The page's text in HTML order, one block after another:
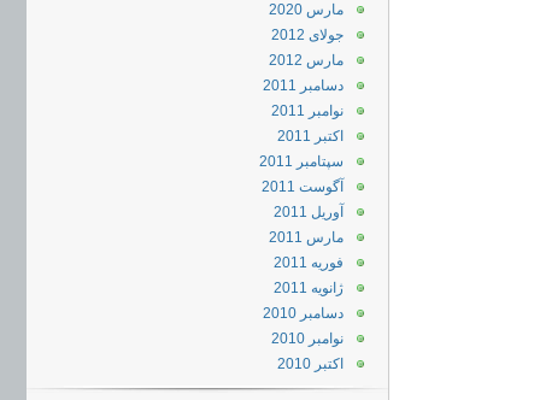
مارس 2020
جولای 2012
مارس 2012
دسامبر 2011
نوامبر 2011
اکتبر 2011
سپتامبر 2011
آگوست 2011
آوریل 2011
مارس 2011
فوریه 2011
ژانویه 2011
دسامبر 2010
نوامبر 2010
اکتبر 2010